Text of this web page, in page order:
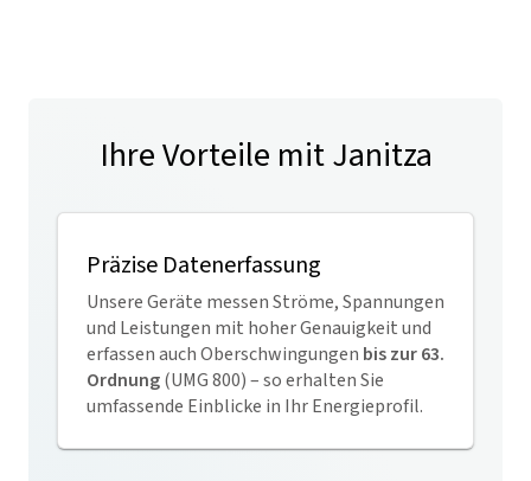
Ihre Vorteile mit Janitza
Präzise Datenerfassung
Unsere Geräte messen Ströme, Spannungen
und Leistungen mit hoher Genauigkeit und
erfassen auch Oberschwingungen bis zur 63.
Ordnung(UMG 800) – so erhalten Sie
umfassende Einblicke in Ihr Energieprofil.